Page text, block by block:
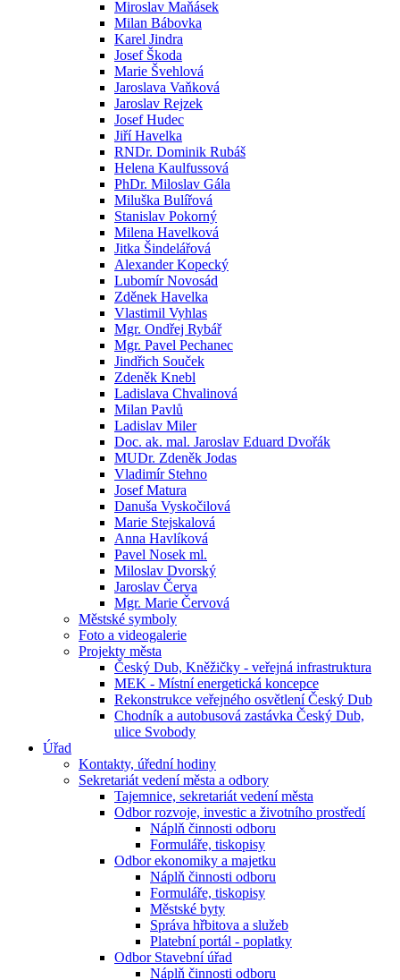
Miroslav Maňásek
Milan Bábovka
Karel Jindra
Josef Škoda
Marie Švehlová
Jaroslava Vaňková
Jaroslav Rejzek
Josef Hudec
Jiří Havelka
RNDr. Dominik Rubáš
Helena Kaulfussová
PhDr. Miloslav Gála
Miluška Bulířová
Stanislav Pokorný
Milena Havelková
Jitka Šindelářová
Alexander Kopecký
Lubomír Novosád
Zděnek Havelka
Vlastimil Vyhlas
Mgr. Ondřej Rybář
Mgr. Pavel Pechanec
Jindřich Souček
Zdeněk Knebl
Ladislava Chvalinová
Milan Pavlů
Ladislav Miler
Doc. ak. mal. Jaroslav Eduard Dvořák
MUDr. Zdeněk Jodas
Vladimír Stehno
Josef Matura
Danuša Vyskočilová
Marie Stejskalová
Anna Havlíková
Pavel Nosek ml.
Miloslav Dvorský
Jaroslav Červa
Mgr. Marie Červová
Městské symboly
Foto a videogalerie
Projekty města
Český Dub, Kněžičky - veřejná infrastruktura
MEK - Místní energetická koncepce
Rekonstrukce veřejného osvětlení Český Dub
Chodník a autobusová zastávka Český Dub,
ulice Svobody
Úřad
Kontakty, úřední hodiny
Sekretariát vedení města a odbory
Tajemnice, sekretariát vedení města
Odbor rozvoje, investic a životního prostředí
Náplň činnosti odboru
Formuláře, tiskopisy
Odbor ekonomiky a majetku
Náplň činnosti odboru
Formuláře, tiskopisy
Městské byty
Správa hřbitova a služeb
Platební portál - poplatky
Odbor Stavební úřad
Náplň činnosti odboru